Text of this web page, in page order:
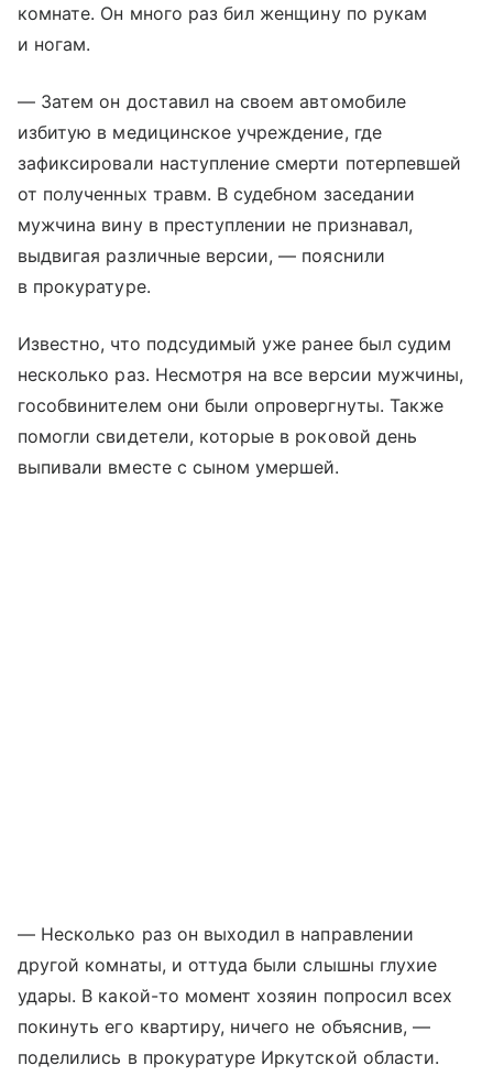
комнате. Он много раз бил женщину по рукам
и ногам.
— Затем он доставил на своем автомобиле
избитую в медицинское учреждение, где
зафиксировали наступление смерти потерпевшей
от полученных травм. В судебном заседании
мужчина вину в преступлении не признавал,
выдвигая различные версии, — пояснили
в прокуратуре.
Известно, что подсудимый уже ранее был судим
несколько раз. Несмотря на все версии мужчины,
гособвинителем они были опровергнуты. Также
помогли свидетели, которые в роковой день
выпивали вместе с сыном умершей.
— Несколько раз он выходил в направлении
другой комнаты, и оттуда были слышны глухие
удары. В какой-то момент хозяин попросил всех
покинуть его квартиру, ничего не объяснив, —
поделились в прокуратуре Иркутской области.